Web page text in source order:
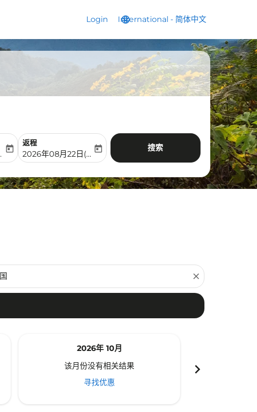
Login language
International - 简体中文
keyboard_arrow_down
date-aria-label
六)
today
返程
fc-booking-return-date-aria-label
2026年08月22日(周六)
today 搜索
close
2026年 10月
该月份没有相关结果
寻找优惠
chevron_right